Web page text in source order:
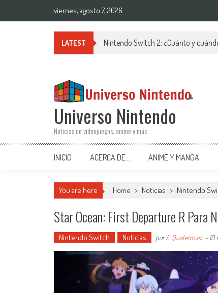
viernes, agosto 7, 2026
LATEST Nintendo Switch 2: ¿Cuánto y
Universo Nintendo
Noticias de videojuegos, anime y más
INICIO ACERCA DE… ANIME Y MANGA
You are here Home > Noticias > Nintendo
Star Ocean: First Departure R Para
Nintendo Switch Noticias porA. Quatermain - 10